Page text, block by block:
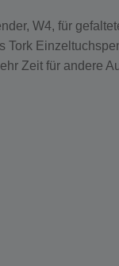
W4, für
Zeit für andere